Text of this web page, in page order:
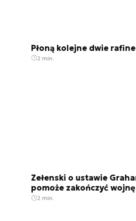
Płoną kolejne dwie
2 min.
Zełenski o ustawie
pomoże zakończyć wojnę
2 min.